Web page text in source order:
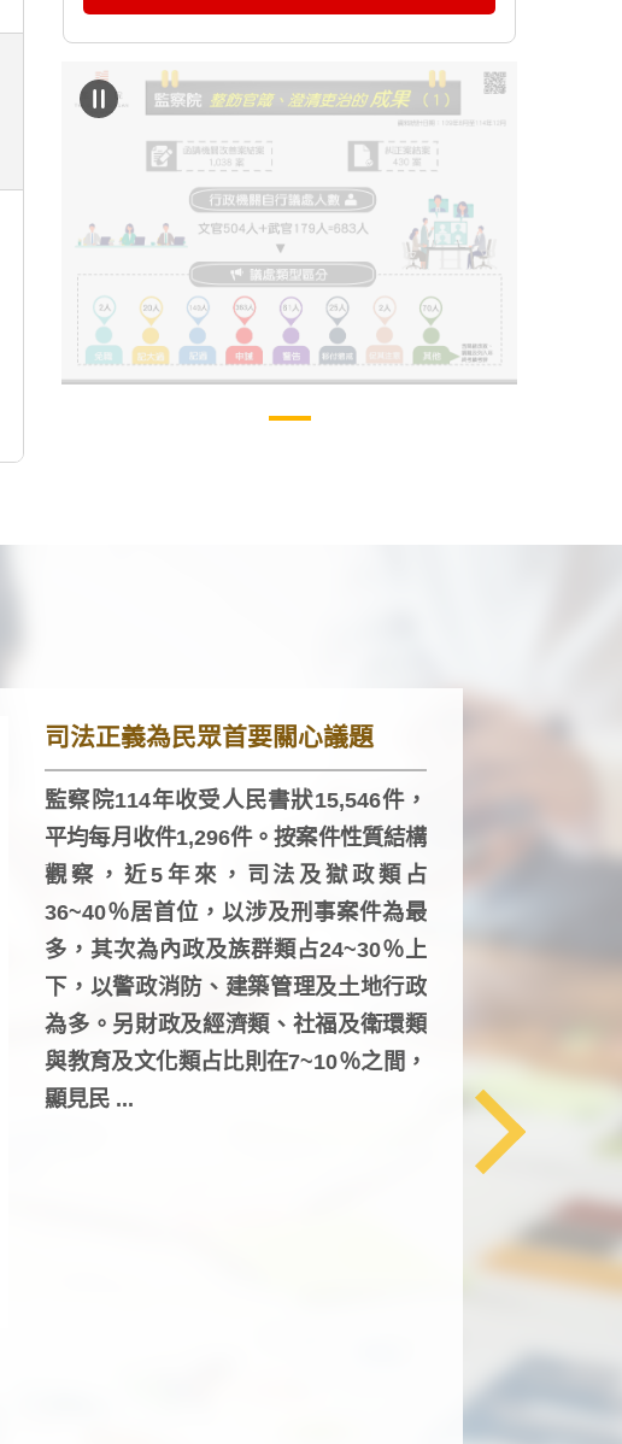
司法正義為民眾首要關心議題
監察院114年收受人民書狀15,546件，
平均每月收件1,296件。按案件性質結構
觀察，近5年來，司法及獄政類占
36~40％居首位，以涉及刑事案件為最
多，其次為內政及族群類占24~30％上
下，以警政消防、建築管理及土地行政
為多。另財政及經濟類、社福及衛環類
與教育及文化類占比則在7~10％之間，
顯見民 ...